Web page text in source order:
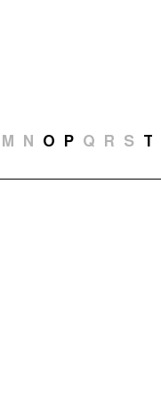
Dicionário
M N O P Q R S T